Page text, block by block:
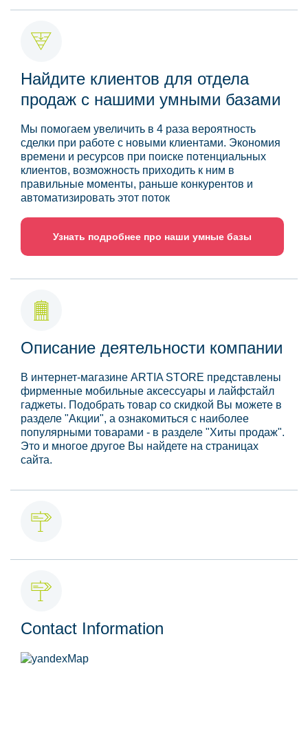
Найдите клиентов для отдела
продаж с нашими умными базами
Мы помогаем увеличить в 4 раза вероятность
сделки при работе с новыми клиентами. Экономия
времени и ресурсов при поиске потенциальных
клиентов, возможность приходить к ним в
правильные моменты, раньше конкурентов и
автоматизировать этот поток
Узнать подробнее про наши умные базы
Описание деятельности компании
В интернет-магазине ARTIA STORE представлены
фирменные мобильные аксессуары и лайфстайл
гаджеты. Подобрать товар со скидкой Вы можете в
разделе "Акции", а ознакомиться с наиболее
популярными товарами - в разделе "Хиты продаж".
Это и многое другое Вы найдете на страницах
сайта.
Contact Information